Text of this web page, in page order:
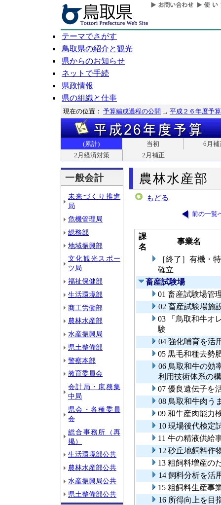
テーマでさがす
鳥取県の紹介と観光
県からのお知らせ
ネットで手続
県政情報
県の組織と仕事
現在の位置： 予算編成過程の公開 平成２６年度予算
(累計) 当初
6月補
2月経済対策
2月補正
一般会計
未来づくり推進
局
危機管理局
総務部
地域振興部
文化観光スポー
ツ局
福祉保健部
生活環境部
商工労働部
農林水産部
水産振興局
県土整備部
警察本部
教育委員会
会計局・庶務集
中局
県会・各種委員
会
総合事務所（再
掲）
生活環境部公共
農林水産部公共
水産振興局公共
県土整備部公共
農林水産部
もどる
前の一覧
課
名
事業名
［終了］有機・
確立
畜産試験場
01 畜産試験場管
02 畜産試験場施
03 「鳥取和牛オ
験
04 強化哺育を活
05 黒毛和種去勢
06 鳥取和牛の効
利用技術体系の
07 優良遺伝子を
08 鳥取和牛肉う
09 和牛産肉能力
10 現場後代検定
11 牛の精液供給
12 砂丘地飼料作
13 粗飼料増産の
14 飼料分析を活
15 粗飼料生産事
16 所得向上を目